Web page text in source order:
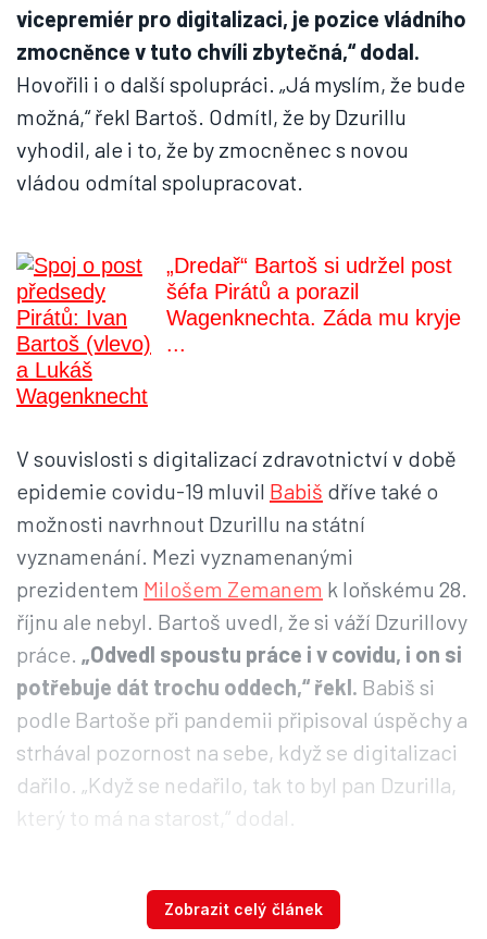
vicepremiér pro digitalizaci, je pozice vládního
zmocněnce v tuto chvíli zbytečná,“ dodal.
Hovořili i o další spolupráci. „Já myslím, že bude
možná,“ řekl Bartoš. Odmítl, že by Dzurillu
vyhodil, ale i to, že by zmocněnec s novou
vládou odmítal spolupracovat.
„Dredař“ Bartoš si udržel post
šéfa Pirátů a porazil
Wagenknechta. Záda mu kryje
...
V souvislosti s digitalizací zdravotnictví v době
epidemie covidu-19 mluvil Babiš dříve také o
možnosti navrhnout Dzurillu na státní
vyznamenání. Mezi vyznamenanými
prezidentem Milošem Zemanem k loňskému 28.
říjnu ale nebyl. Bartoš uvedl, že si váží Dzurillovy
práce. „Odvedl spoustu práce i v covidu, i on si
potřebuje dát trochu oddech,“ řekl. Babiš si
podle Bartoše při pandemii připisoval úspěchy a
strhával pozornost na sebe, když se digitalizaci
dařilo. „Když se nedařilo, tak to byl pan Dzurilla,
který to má na starost,“ dodal.
Ministerstvo zdravotnictví má od září loňského
roku pro elektronizaci a digitalizaci náměstka
Zobrazit celý článek